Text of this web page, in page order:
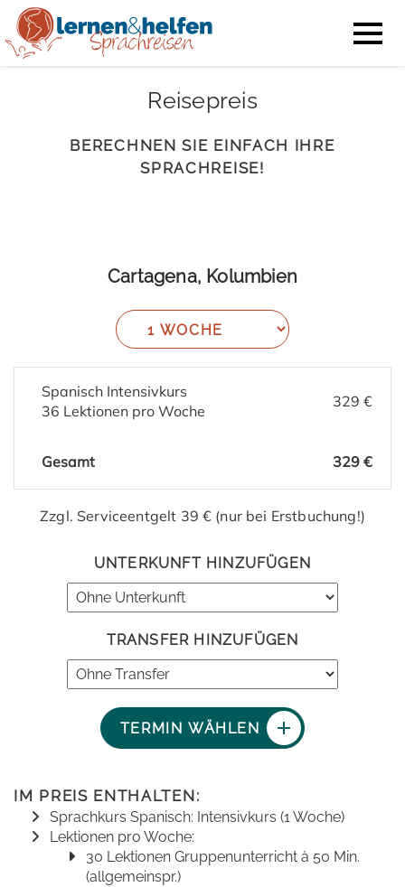
Reisepreis
BERECHNEN SIE EINFACH IHRE
SPRACHREISE!
Cartagena, Kolumbien
Spanisch Intensivkurs
36 Lektionen pro Woche
329 €
Gesamt 329 €
Zzgl. Serviceentgelt 39 € (nur bei Erstbuchung!)
UNTERKUNFT HINZUFÜGEN
TRANSFER HINZUFÜGEN
TERMIN WÄHLEN
IM PREIS ENTHALTEN:
Sprachkurs Spanisch: Intensivkurs (1 Woche)
Lektionen pro Woche:
30 Lektionen Gruppenunterricht à 50 Min.
(allgemeinspr.)